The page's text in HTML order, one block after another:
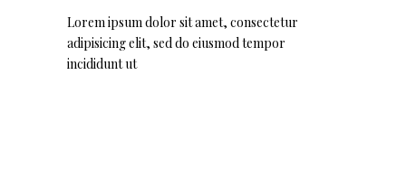
Lorem ipsum dolor sit amet, consectetur
adipisicing elit, sed do eiusmod tempor
incididunt ut